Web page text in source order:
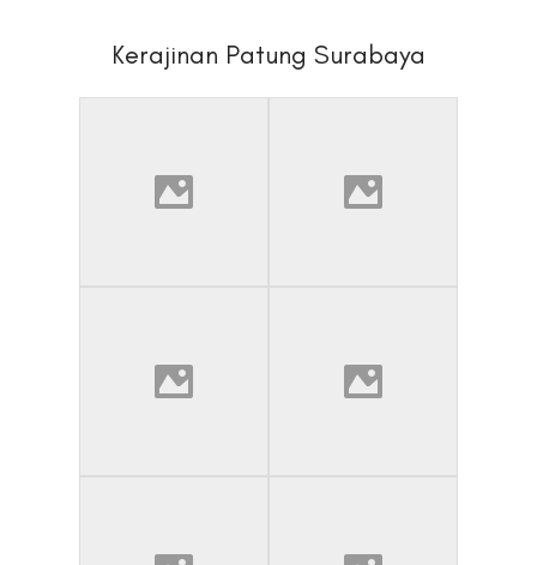
Kerajinan Patung Surabaya